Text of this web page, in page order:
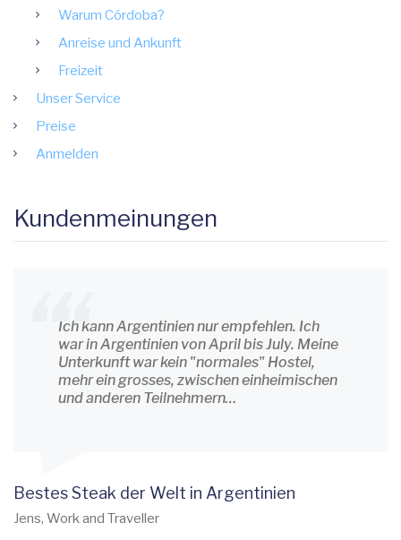
Warum Córdoba?
Anreise und Ankunft
Freizeit
Unser Service
Preise
Anmelden
Kundenmeinungen
Ich kann Argentinien nur empfehlen. Ich
war in Argentinien von April bis July. Meine
Unterkunft war kein "normales" Hostel,
mehr ein grosses, zwischen einheimischen
und anderen Teilnehmern…
Bestes Steak der Welt in Argentinien
Jens, Work and Traveller